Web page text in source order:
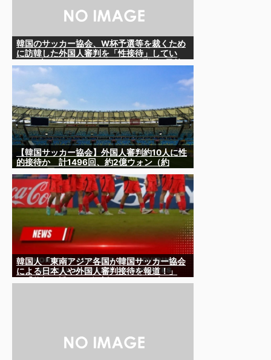
韓国のサッカー協会、W杯予選等を裁くため
に訪韓した外国人審判を「性接待」してい
を持ってりゃそうなるわな
【韓国サッカー協会】外国人審判約10人に性
的接待か 計1496回、約2億ウォン（約
韓国人「東南アジア各国が韓国サッカー協会
による日本人や外国人審判接待を報道！」